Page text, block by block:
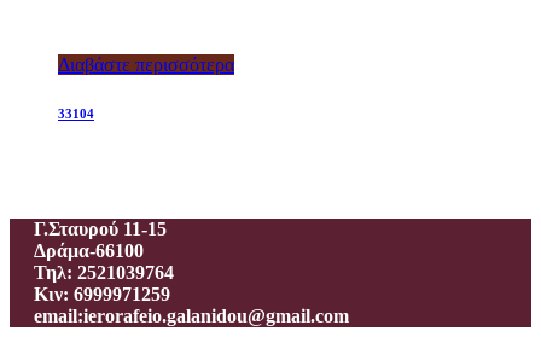
Διαβάστε περισσότερα
33104
Γ.Σταυρού 11-15
Δράμα-66100
Τηλ: 2521039764
Κιν: 6999971259
email:ierorafeio.galanidou@gmail.com